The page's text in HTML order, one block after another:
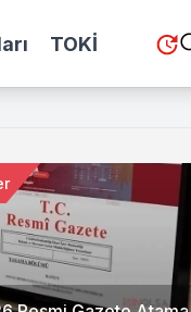
TOKİ